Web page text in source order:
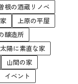
根の酒蔵リノベ
上原の平屋
醸造所
太陽に素直な家
山間の家
イベント